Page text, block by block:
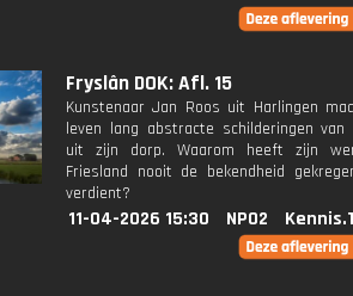
Fryslân DOK: Afl. 15
Kunstenaar Jan Roos uit Harlingen
leven lang abstracte schilderingen van
uit zijn dorp. Waarom heeft zijn
Friesland nooit de bekendheid
verdient?
11-04-2026 15:30 NPO2